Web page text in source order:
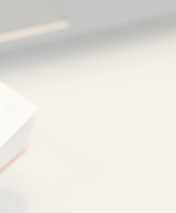
安全
持続
ために